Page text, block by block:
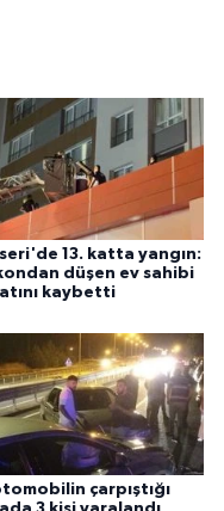
13. katta yangın:
düşen ev sahibi
kaybetti
çarpıştığı